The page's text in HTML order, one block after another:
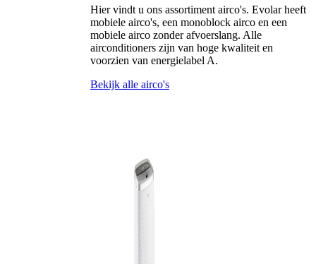
Hier vindt u ons assortiment airco's. Evolar heeft
mobiele airco's, een monoblock airco en een
mobiele airco zonder afvoerslang. Alle
airconditioners zijn van hoge kwaliteit en
voorzien van energielabel A.
Bekijk alle airco's